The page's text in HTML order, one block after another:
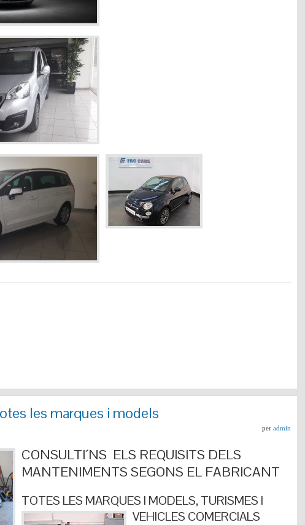
les marques i models
per admin
CONSULTI´NS ELS REQUISITS DELS
MANTENIMENTS SEGONS EL FABRICANT
TOTES LES MARQUES I MODELS, TURISMES I
VEHICLES COMERCIALS